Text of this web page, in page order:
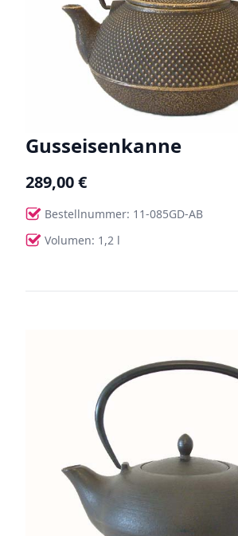
Gusseisenkanne
289,00 €
Bestellnummer: 11-085GD-AB
Volumen: 1,2 l